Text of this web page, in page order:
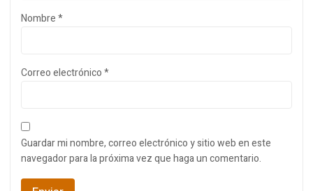
Nombre*
Correo electrónico*
Guardar mi nombre, correo electrónico y sitio web en este
navegador para la próxima vez que haga un comentario.